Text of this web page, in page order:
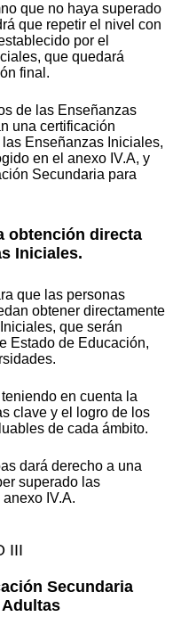
que no haya superado
que repetir el nivel con
por el
que quedará
final.
de las Enseñanzas
una certificación
Enseñanzas Iniciales,
en el anexo IV.A, y
Secundaria para
obtención directa
Iniciales.
que las personas
obtener directamente
que serán
Estado de Educación,
en cuenta la
clave y el logro de los
de cada ámbito.
dará derecho a una
superado las
IV.A.
III
Secundaria